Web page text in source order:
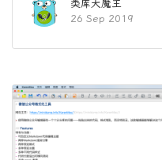
类库大魔王
26 Sep 2019